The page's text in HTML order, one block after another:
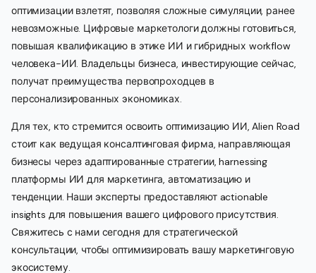
оптимизации взлетят, позволяя сложные симуляции, ранее
невозможные. Цифровые маркетологи должны готовиться,
повышая квалификацию в этике ИИ и гибридных workflow
человека-ИИ. Владельцы бизнеса, инвестирующие сейчас,
получат преимущества первопроходцев в
персонализированных экономиках.
Для тех, кто стремится освоить оптимизацию ИИ, Alien Road
стоит как ведущая консалтинговая фирма, направляющая
бизнесы через адаптированные стратегии, harnessing
платформы ИИ для маркетинга, автоматизацию и
тенденции. Наши эксперты предоставляют actionable
insights для повышения вашего цифрового присутствия.
Свяжитесь с нами сегодня для стратегической
консультации, чтобы оптимизировать вашу маркетинговую
экосистему.